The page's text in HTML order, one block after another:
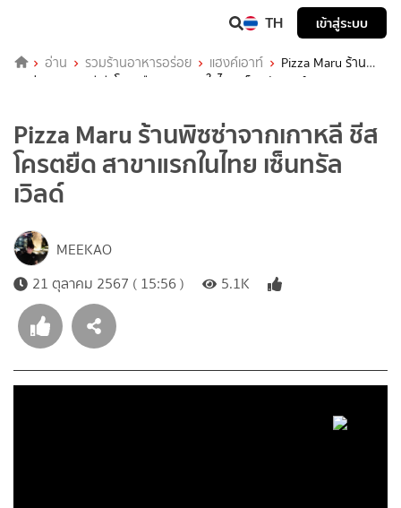
TH เข้าสู่ระบบ
อ่าน รวมร้านอาหารอร่อย แฮงค์เอาท์
Pizza Maru ร้าน
พิซซ่าจากเกาหลี ชีสโครตยืด สาขาแรกในไทย เซ็นทรัลเวิลด์
Pizza Maru ร้านพิซซ่าจากเกาหลี ชีส
โครตยืด สาขาแรกในไทย เซ็นทรัล
เวิลด์
MEEKAO
21 ตุลาคม 2567 ( 15:56 )
5.1K